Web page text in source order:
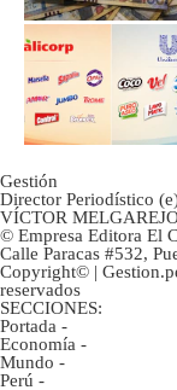
Gestión
Director Periodístico
VÍCTOR
© Empresa Editora El
Calle Paracas #532,
Copyright© |
reservados
SECCIONES:
Portada -
Economía -
Mundo -
Perú -